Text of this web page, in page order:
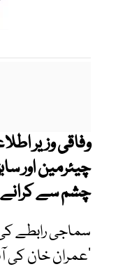
وفاقی وزیر
چیئرمین اور
چشم سے کرانے
سماجی رابطے کی
‘عمران خان